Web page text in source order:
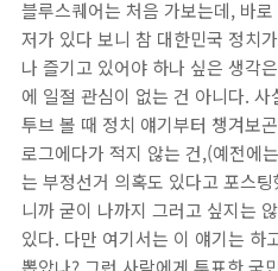
블루스퀘어는 처음 가보는데, 바
저가 있다 보니 참 대한민국 정치
나 즐기고 있어야 하나 싶은 생각
에 일절 관심이 없는 건 아니다.
투브 볼 때 정치 얘기부터 챙겨보
로그에다가 적지 않는 건,(예전에
는 부정선거 의혹도 있다고 포스
니까 굳이 나까지 그러고 싶지는
있다. 다만 여기서는 이 얘기는 하